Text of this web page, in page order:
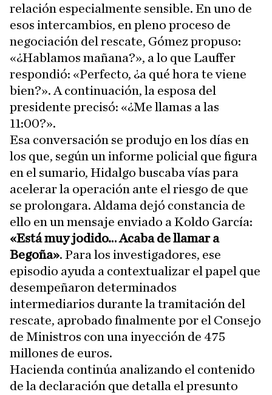
relación especialmente sensible. En uno de
esos intercambios, en pleno proceso de
negociación del rescate, Gómez propuso:
«¿Hablamos mañana?», a lo que Lauffer
respondió: «Perfecto, ¿a qué hora te viene
bien?». A continuación, la esposa del
presidente precisó: «¿Me llamas a las
11:00?».
Esa conversación se produjo en los días en
los que, según un informe policial que figura
en el sumario, Hidalgo buscaba vías para
acelerar la operación ante el riesgo de que
se prolongara. Aldama dejó constancia de
ello en un mensaje enviado a Koldo García:
«Está muy jodido… Acaba de llamar a
Begoña». Para los investigadores, ese
episodio ayuda a contextualizar el papel que
desempeñaron determinados
intermediarios durante la tramitación del
rescate, aprobado finalmente por el Consejo
de Ministros con una inyección de 475
millones de euros.
Hacienda continúa analizando el contenido
de la declaración que detalla el presunto